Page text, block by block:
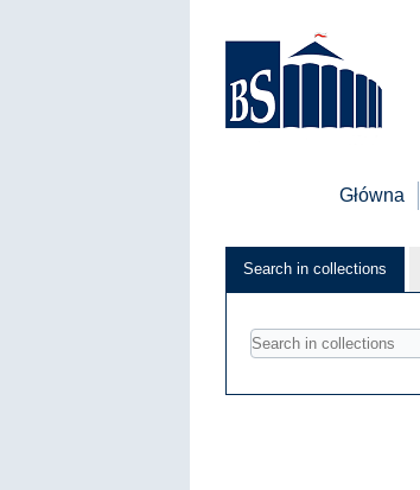
Główna
Search in collections